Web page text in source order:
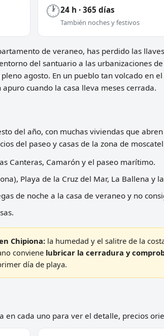
🕐24 h · 365 días
También noches y festivos
de veraneo, has perdido las
del santuario a las urbanizaciones
agosto. En un pueblo tan volcado en
cuando la casa lleva meses cerrada.
del año, con muchas viviendas que
del paseo y casas de la zona de
Canteras, Camarón y el paseo marítimo.
Playa de la Cruz del Mar, La Ballena y
de noche a la casa de veraneo y no
Chipiona: la humedad y el salitre de la
conviene lubricar la cerradura y
día de playa.
en cada uno para ver el detalle, precios